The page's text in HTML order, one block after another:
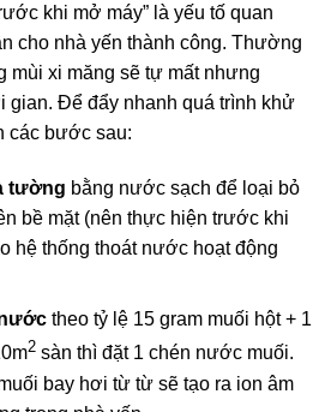
khi mở máy” là yếu tố quan
cho nhà yến thành công. Thường
mùi xi măng sẽ tự mất nhưng
gian. Để đẩy nhanh quá trình khử
các bước sau:
tường bằng nước sạch để loại bỏ
bề mặt (nên thực hiện trước khi
hệ thống thoát nước hoạt động
theo tỷ lệ 15 gram muối hột + 1
2sàn thì đặt 1 chén nước muối.
bay hơi từ từ sẽ tạo ra ion âm